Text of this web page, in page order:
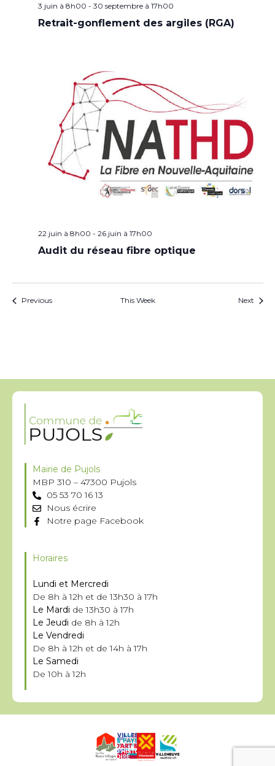
3 juin à 8h00 - 30 septembre à 17h00
Retrait-gonflement des argiles (RGA)
22 juin à 8h00 - 26 juin à 17h00
Audit du réseau fibre optique
Previous This Week Next
Mairie de Pujols
MBP 310 – 47300 Pujols
05 53 70 16 13
Nous écrire
Notre page Facebook
Horaires
Lundi et Mercredi
De 8h à 12h et de 13h30 à 17h
Le Mardi de 13h30 à 17h
Le Jeudi de 8h à 12h
Le Vendredi
De 8h à 12h et de 14h à 17h
Le Samedi
De 10h à 12h